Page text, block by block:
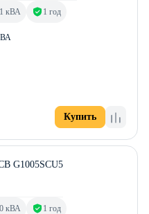
кВА 1 год
Купить
G1005SCU5
кВА 1 год